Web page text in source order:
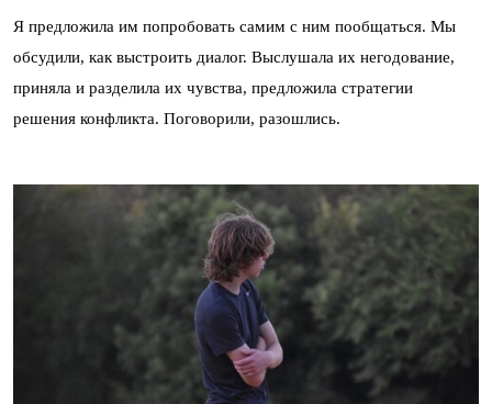
Я предложила им попробовать самим с ним пообщаться. Мы
обсудили, как выстроить диалог. Выслушала их негодование,
приняла и разделила их чувства, предложила стратегии
решения конфликта. Поговорили, разошлись.